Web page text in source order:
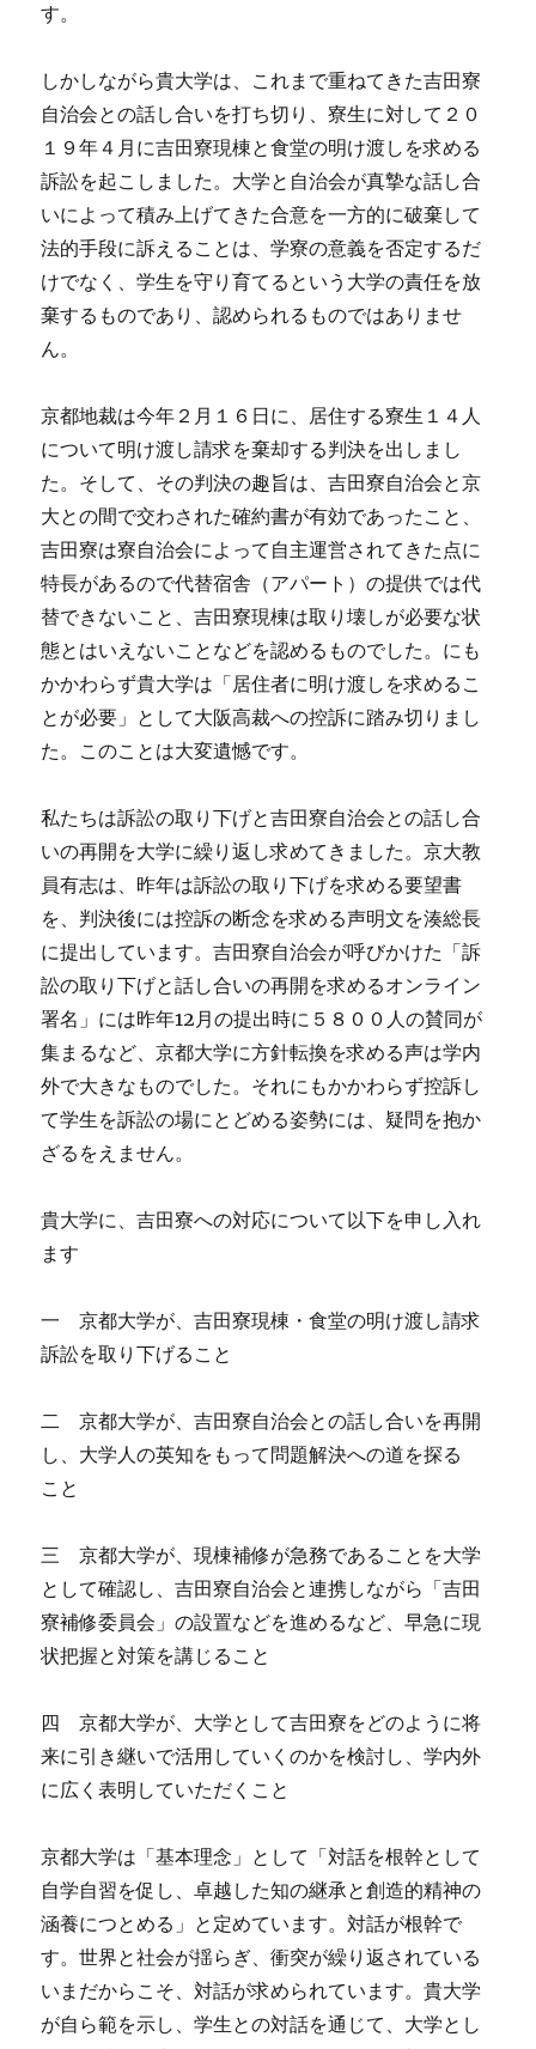
す。
しかしながら貴大学は、これまで重ねてきた吉田寮
自治会との話し合いを打ち切り、寮生に対して２０
１９年４月に吉田寮現棟と食堂の明け渡しを求める
訴訟を起こしました。大学と自治会が真摯な話し合
いによって積み上げてきた合意を一方的に破棄して
法的手段に訴えることは、学寮の意義を否定するだ
けでなく、学生を守り育てるという大学の責任を放
棄するものであり、認められるものではありませ
ん。
京都地裁は今年２月１６日に、居住する寮生１４人
について明け渡し請求を棄却する判決を出しまし
た。そして、その判決の趣旨は、吉田寮自治会と京
大との間で交わされた確約書が有効であったこと、
吉田寮は寮自治会によって自主運営されてきた点に
特長があるので代替宿舎（アパート）の提供では代
替できないこと、吉田寮現棟は取り壊しが必要な状
態とはいえないことなどを認めるものでした。にも
かかわらず貴大学は「居住者に明け渡しを求めるこ
とが必要」として大阪高裁への控訴に踏み切りまし
た。このことは大変遺憾です。
私たちは訴訟の取り下げと吉田寮自治会との話し合
いの再開を大学に繰り返し求めてきました。京大教
員有志は、昨年は訴訟の取り下げを求める要望書
を、判決後には控訴の断念を求める声明文を湊総長
に提出しています。吉田寮自治会が呼びかけた「訴
訟の取り下げと話し合いの再開を求めるオンライン
署名」には昨年12月の提出時に５８００人の賛同が
集まるなど、京都大学に方針転換を求める声は学内
外で大きなものでした。それにもかかわらず控訴し
て学生を訴訟の場にとどめる姿勢には、疑問を抱か
ざるをえません。
貴大学に、吉田寮への対応について以下を申し入れ
ます
一 京都大学が、吉田寮現棟・食堂の明け渡し請求
訴訟を取り下げること
二 京都大学が、吉田寮自治会との話し合いを再開
し、大学人の英知をもって問題解決への道を探る
こと
三 京都大学が、現棟補修が急務であることを大学
として確認し、吉田寮自治会と連携しながら「吉田
寮補修委員会」の設置などを進めるなど、早急に現
状把握と対策を講じること
四 京都大学が、大学として吉田寮をどのように将
来に引き継いで活用していくのかを検討し、学内外
に広く表明していただくこと
京都大学は「基本理念」として「対話を根幹として
自学自習を促し、卓越した知の継承と創造的精神の
涵養につとめる」と定めています。対話が根幹で
す。世界と社会が揺らぎ、衝突が繰り返されている
いまだからこそ、対話が求められています。貴大学
が自ら範を示し、学生との対話を通じて、大学とし